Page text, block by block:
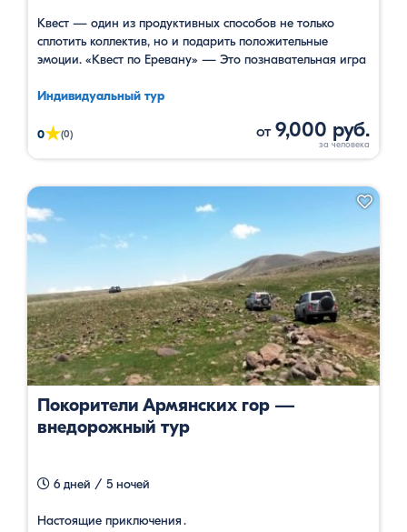
Квест — один из продуктивных способов не только
сплотить коллектив, но и подарить положительные
эмоции. «Квест по Еревану» — Это познавательная игра
познакомится с Ереваном и отыскать сокровища. По
спускаясь с горы Арарат, спрятал волшебные обереги.
Индивидуальный тур
0★(0) от 9,000 руб.
Покорители Армянских гор —
внедорожный тур
6 дней / 5 ночей
Настоящие приключения․